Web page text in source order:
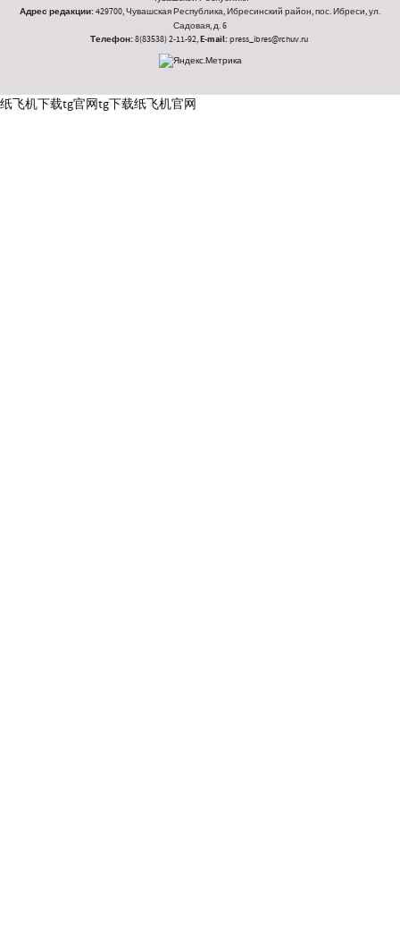
Адрес редакции:429700, Чувашская Республика, Ибресинский район, пос. Ибреси, ул.
Садовая, д. 6
Телефон:8(83538) 2-11-92,E-mail:press_ibres@rchuv.ru
纸飞机下载tg官网tg下载纸飞机官网